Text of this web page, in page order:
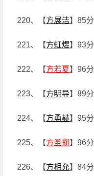
220、【方展洁】85分
221、【方虹煜】93分
222、【方若夏】96分
223、【方明导】89分
224、【方勇赫】95分
225、【方圣期】96分
226、【方相允】84分